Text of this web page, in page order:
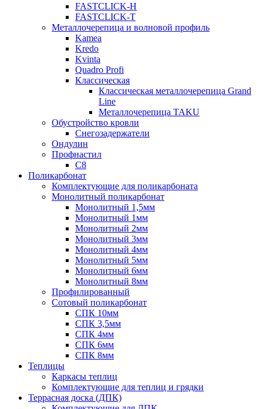
FASTCLICK-H
FASTCLICK-T
Металлочерепица и волновой профиль
Kamea
Kredo
Kvinta
Quadro Profi
Классическая
Классическая металлочерепица Grand
Line
Металлочерепица TAKU
Обустройство кровли
Снегозадержатели
Ондулин
Профнастил
С8
Поликарбонат
Комплектующие для поликарбоната
Монолитный поликарбонат
Монолитный 1,5мм
Монолитный 1мм
Монолитный 2мм
Монолитный 3мм
Монолитный 4мм
Монолитный 5мм
Монолитный 6мм
Монолитный 8мм
Профилированный
Сотовый поликарбонат
СПК 10мм
СПК 3,5мм
СПК 4мм
СПК 6мм
СПК 8мм
Теплицы
Каркасы теплиц
Комплектующие для теплиц и грядки
Террасная доска (ДПК)